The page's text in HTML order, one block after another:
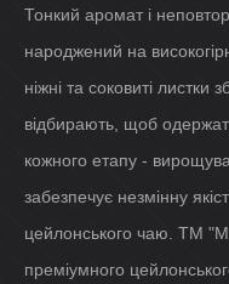
Тонкий аромат і
народжений на
ніжні та соковиті листки
відбирають, щоб
кожного етапу -
забезпечує незмінну
цейлонського чаю. ТМ
преміумного